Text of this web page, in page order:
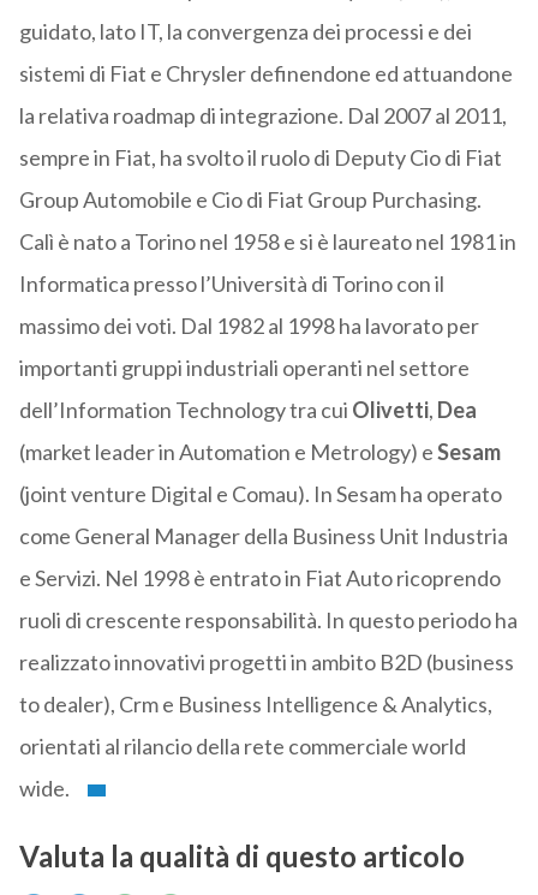
guidato, lato IT, la convergenza dei processi e dei
sistemi di Fiat e Chrysler definendone ed attuandone
la relativa roadmap di integrazione. Dal 2007 al 2011,
sempre in Fiat, ha svolto il ruolo di Deputy Cio di Fiat
Group Automobile e Cio di Fiat Group Purchasing.
Calì è nato a Torino nel 1958 e si è laureato nel 1981 in
Informatica presso l’Università di Torino con il
massimo dei voti. Dal 1982 al 1998 ha lavorato per
importanti gruppi industriali operanti nel settore
dell’Information Technology tra cui Olivetti, Dea
(market leader in Automation e Metrology) eSesam
(joint venture Digital e Comau). In Sesam ha operato
come General Manager della Business Unit Industria
e Servizi. Nel 1998 è entrato in Fiat Auto ricoprendo
ruoli di crescente responsabilità. In questo periodo ha
realizzato innovativi progetti in ambito B2D (business
to dealer), Crm e Business Intelligence & Analytics,
orientati al rilancio della rete commerciale world
wide.
Valuta la qualità di questo articolo